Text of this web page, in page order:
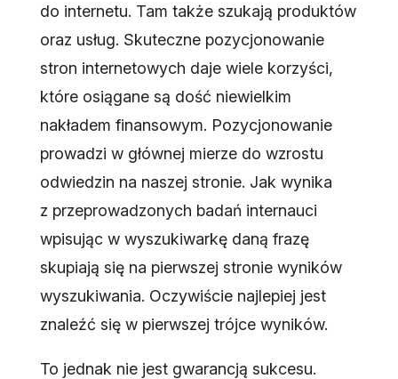
do internetu. Tam także szukają produktów
oraz usług. Skuteczne pozycjonowanie
stron internetowych daje wiele korzyści,
które osiągane są dość niewielkim
nakładem finansowym. Pozycjonowanie
prowadzi w głównej mierze do wzrostu
odwiedzin na naszej stronie. Jak wynika
z przeprowadzonych badań internauci
wpisując w wyszukiwarkę daną frazę
skupiają się na pierwszej stronie wyników
wyszukiwania. Oczywiście najlepiej jest
znaleźć się w pierwszej trójce wyników.
To jednak nie jest gwarancją sukcesu.